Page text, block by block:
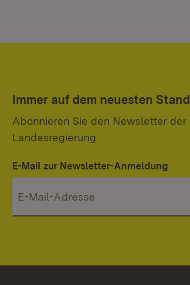
Immer auf dem neuesten Stand
Abonnieren Sie den Newsletter der
Landesregierung.
E-Mail zur Newsletter-Anmeldung